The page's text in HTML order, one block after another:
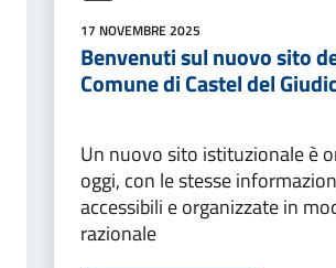
17 NOVEMBRE 2025
Benvenuti sul nuovo sito
Comune di Castel del
Un nuovo sito istituzionale è
oggi, con le stesse
accessibili e organizzate in
razionale